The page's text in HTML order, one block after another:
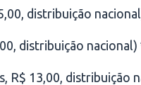
distribuição
distribuição nacional)
R$ 13,00, distribuição